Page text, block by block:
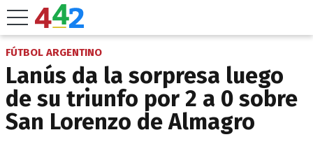
FÚTBOL ARGENTINO
Lanús da la sorpresa luego
de su triunfo por 2 a 0 sobre
San Lorenzo de Almagro